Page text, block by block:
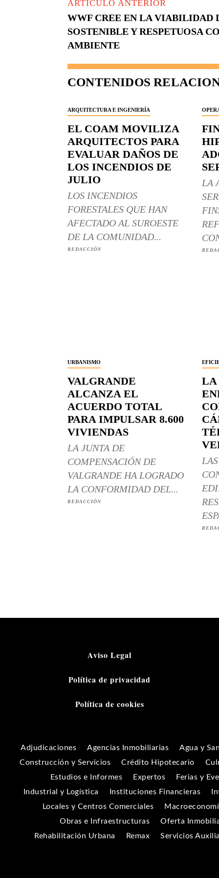
ARTÍCULO ANTERIOR
WWF CREE EN LA VIABILIDAD
SOSTENIBLE Y RESPETUOSA
AMBIENTE
CONTENIDOS
ARQUITECTURA E INGENIERÍA
EL COAM MOVILIZA
ARQUITECTOS PARA
EVALUAR DAÑOS DE
LOS INCENDIOS DE
JULIO
LOS INCENDIOS
FORESTALES QUE HAN
AFECTADO AL SUROESTE
DE LA COMUNIDAD...
REDACCIÓN
LA
URBANISMO
VALGRANDE
ALCANZA EL
ACUERDO TOTAL
PARA IMPULSAR 8.600
VIVIENDAS
LA JUNTA DE
COMPENSACIÓN DE
VALGRANDE HA LOGRADO
LA CONFORMIDAD DEL...
REDACCIÓN
LA
Aviso Legal
Política de privacidad
Política de cookies
Adjudicaciones Agencias Inmobiliarias
Agua y
Construcción y Servicios
Crédito Hipotecario
Estudios e Informes
Expertos
Ferias y
Industrial y Logística
Instituciones Financieras
Locales y Centros Comerciales
Obras e Infraestructuras
Oferta
Rehabilitación Urbana
Remax Servicios